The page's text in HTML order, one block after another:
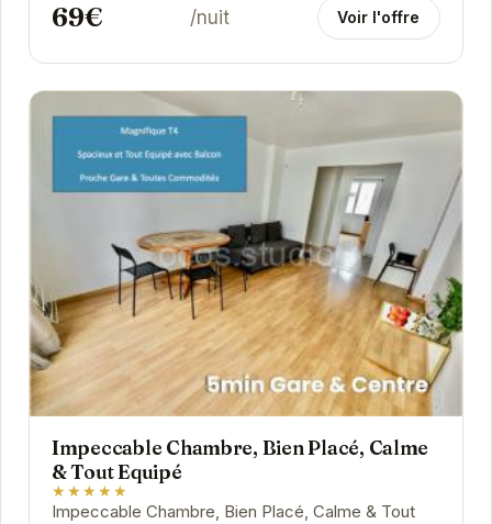
69€ /nuit Voir l'offre
Impeccable Chambre, Bien Placé, Calme
& Tout Equipé
★★★★★
Impeccable Chambre, Bien Placé, Calme & Tout